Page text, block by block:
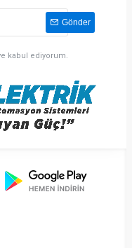
Gönder
kabul ediyorum.